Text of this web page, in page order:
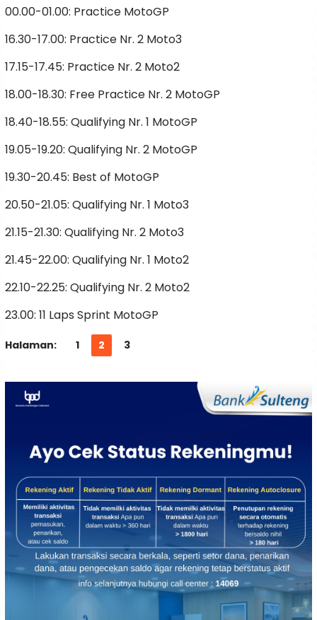
00.00-01.00: Practice MotoGP
16.30-17.00: Practice Nr. 2 Moto3
17.15-17.45: Practice Nr. 2 Moto2
18.00-18.30: Free Practice Nr. 2 MotoGP
18.40-18.55: Qualifying Nr. 1 MotoGP
19.05-19.20: Qualifying Nr. 2 MotoGP
19.30-20.45: Best of MotoGP
20.50-21.05: Qualifying Nr. 1 Moto3
21.15-21.30: Qualifying Nr. 2 Moto3
21.45-22.00: Qualifying Nr. 1 Moto2
22.10-22.25: Qualifying Nr. 2 Moto2
23.00: 11 Laps Sprint MotoGP
Halaman: 1 2 3